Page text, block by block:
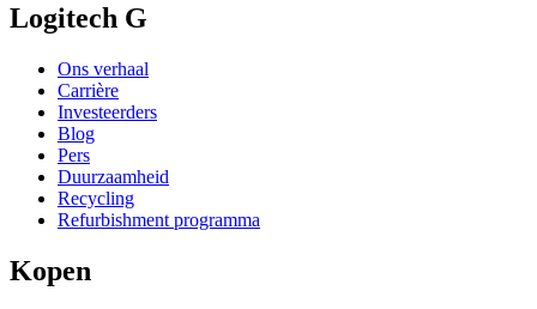
Logitech G
Ons verhaal
Carrière
Investeerders
Blog
Pers
Duurzaamheid
Recycling
Refurbishment programma
Kopen